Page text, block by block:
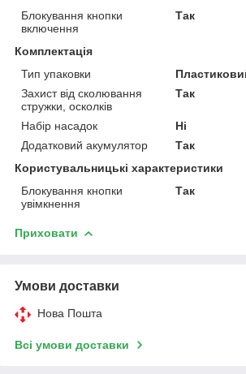
Блокування кнопки
включення
Так
Комплектація
Тип упаковки
Захист від сколювання
стружки, осколків
Так
Набір насадок
Ні
Додатковий акумулятор
Так
Користувальницькі характеристики
Блокування кнопки
увімкнення
Так
Приховати
Умови доставки
Нова Пошта
Всі умови доставки